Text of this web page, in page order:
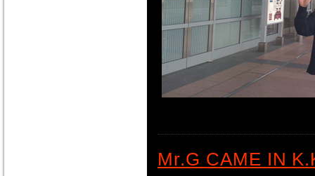
Mr.G CAME IN